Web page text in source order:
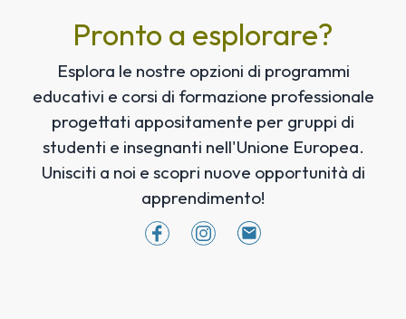
Pronto a esplorare?
Esplora le nostre opzioni di programmi
educativi e corsi di formazione professionale
progettati appositamente per gruppi di
studenti e insegnanti nell'Unione Europea.
Unisciti a noi e scopri nuove opportunità di
apprendimento!